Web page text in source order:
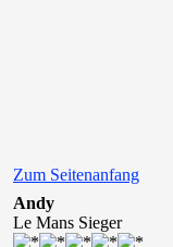
Zum Seitenanfang
Andy
Le Mans Sieger